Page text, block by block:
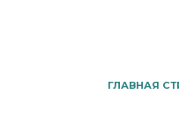
ГЛАВНАЯ